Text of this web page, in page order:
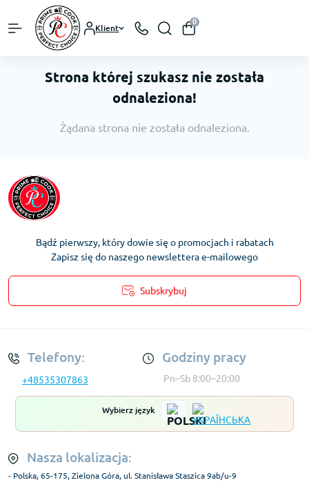
Klient
0
Strona której szukasz nie została
odnaleziona!
Żądana strona nie została odnaleziona.
Bądź pierwszy, który dowie się o promocjach i rabatach
Zapisz się do naszego newslettera e-mailowego
Subskrybuj
Telefony:
+48535307863
Godziny pracy
Pn–Sb 8:00–20:00
Wybierz język
Nasza lokalizacja:
- Polska, 65-175, Zielona Góra, ul. Stanisława Staszica 9ab/u-9